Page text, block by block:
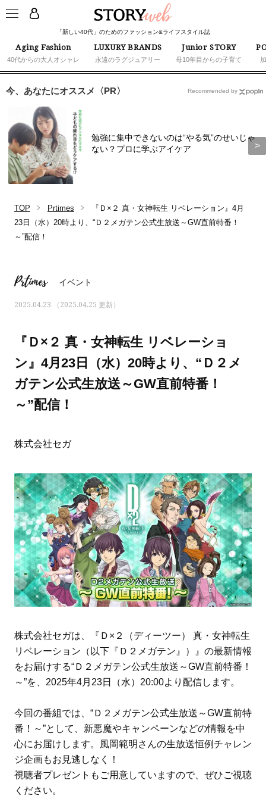
「新しい40代」のためのファッション&ライフスタイル誌
Aging Fashion
40代からの大人オシャレ
LUXURY BRANDS
永遠のラグジュアリー
Junior STORY
母10年目からの子育て
ス学」
タログ
今、あなたにオススメ〈PR〉
勉強に集中できないのは“やる気”のせいじゃ
ない？プロに学ぶアイケア
Recommended by
TOP Prtimes
『Ｄ×２ 真・女神転生 リベレーション』4月
23日（水）20時より、“Ｄ２メガテン公式生放送～GW直前特番！
～”配信！
Prtimes イベント
2025.04.23 （2025.04.25 更新）
『Ｄ×２ 真・女神転生 リベレーショ
ン』4月23日（水）20時より、“Ｄ２メ
ガテン公式生放送～GW直前特番！
～”配信！
株式会社セガ
株式会社セガは、『Ｄ×２（ディーツー） 真・女神転生
リベレーション（以下『Ｄ２メガテン』）』の最新情報
をお届けする“Ｄ２メガテン公式生放送～GW直前特番！
～”を、2025年4月23日（水）20:00より配信します。
今回の番組では、“Ｄ２メガテン公式生放送～GW直前特
番！～”として、新悪魔やキャンペーンなどの情報を中
心にお届けします。風岡範明さんの生放送恒例チャレン
ジ企画もお見逃しなく！
視聴者プレゼントもご用意していますので、ぜひご視聴
ください。